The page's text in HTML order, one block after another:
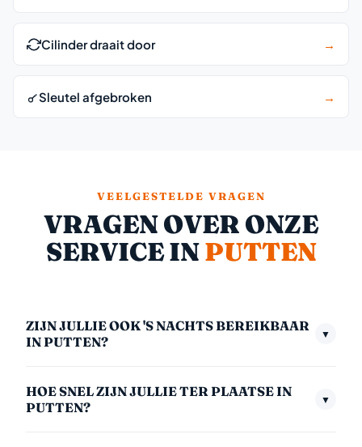
Cilinder draait door →
Sleutel afgebroken →
VEELGESTELDE VRAGEN
VRAGEN OVER ONZE
SERVICE INPUTTEN
ZIJN JULLIE OOK 'S NACHTS BEREIKBAAR
IN PUTTEN?
▼
in het weekend en op feestdagen. Het nachttarief
HOE SNEL ZIJN JULLIE TER PLAATSE IN
PUTTEN?
▼